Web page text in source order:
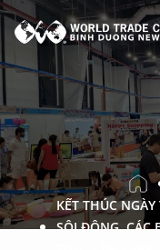
KẾT THÚC
SÔI ĐỘNG. CÁC